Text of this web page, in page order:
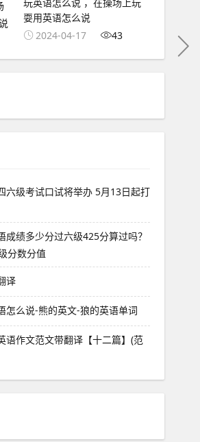
耍用英语怎么说
2024-04-17
43
六级考试口试将举办 5月13日起打
成绩多少分过六级425分算过吗？
分数分值
译
怎么说-熊的英文-狼的英语单词
语作文范文带翻译【十二篇】(范